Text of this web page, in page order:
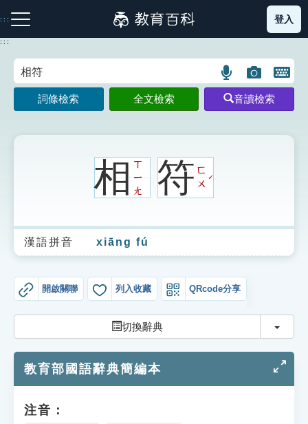
到
主
:::
注音索引圖示 筆畫索引圖示 部首索引表圖示
生字詞彙表
成語故事
索引選單
單字索引
登入
:::
語
言
搜
圖
片
搜
開
鍵
圖
詞條檢索 全文檢索 音讀檢索
相ㄒ
ㄧ
ㄤ
符ㄈ
ㄨ
ˊ
漢語拼音 xiāng fú
開啟關聯 列入收藏 QRcode分享
切換辭典 切換
教育部國語辭典簡編本
注音：